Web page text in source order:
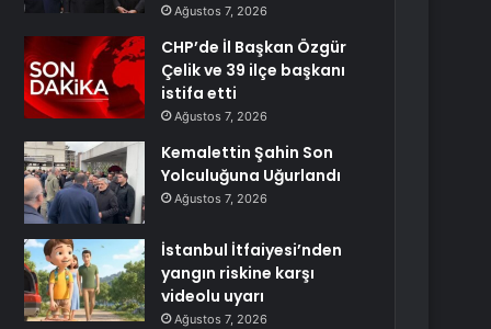
Ağustos 7, 2026
CHP’de İl Başkan Özgür
Çelik ve 39 ilçe başkanı
istifa etti
Ağustos 7, 2026
Kemalettin Şahin Son
Yolculuğuna Uğurlandı
Ağustos 7, 2026
İstanbul İtfaiyesi’nden
yangın riskine karşı
videolu uyarı
Ağustos 7, 2026